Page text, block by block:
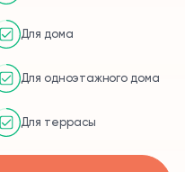
Для дома
Для одноэтажного дома
Для террасы